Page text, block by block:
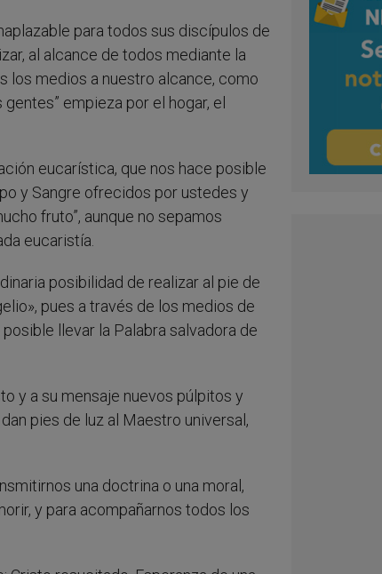
para todos sus discípulos de
al alcance de todos mediante la
los medios a nuestro alcance, como
empieza por el hogar, el
eucarística, que nos hace posible
y Sangre ofrecidos por ustedes y
fruto”, aunque no sepamos
eucaristía.
posibilidad de realizar al pie de
pues a través de los medios de
llevar la Palabra salvadora de
y a su mensaje nuevos púlpitos y
pies de luz al Maestro universal,
una doctrina o una moral,
y para acompañarnos todos los